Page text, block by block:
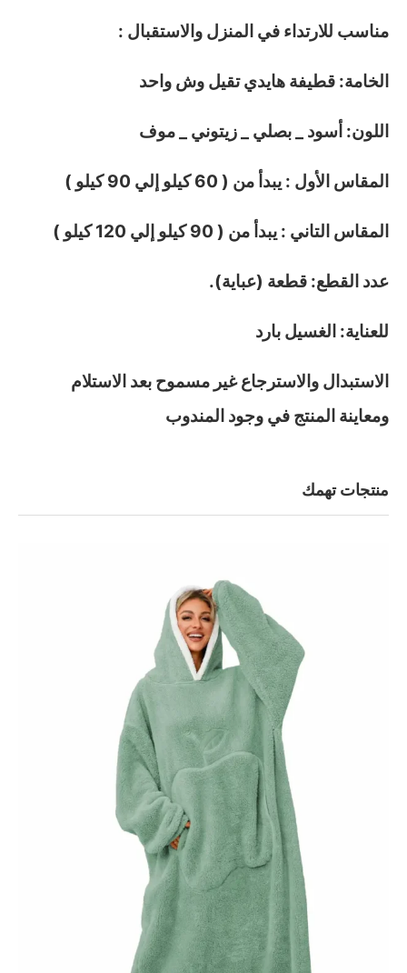
مناسب للارتداء في المنزل والاستقبال :
الخامة: قطيفة هايدي تقيل وش واحد
اللون: أسود _ بصلي _ زيتوني _ موف
المقاس الأول : يبدأ من ( 60 كيلو إلي 90 كيلو )
المقاس التاني : يبدأ من ( 90 كيلو إلي 120 كيلو )
عدد القطع: قطعة (عباية).
للعناية: الغسيل بارد
الاستبدال والاسترجاع غير مسموح بعد الاستلام
ومعاينة المنتج في وجود المندوب
منتجات تهمك